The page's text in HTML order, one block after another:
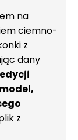
na
ciemno-
z
dany
z